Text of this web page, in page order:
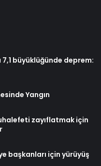
7,1 büyüklüğünde deprem:
Yangın
zayıflatmak için
başkanları için yürüyüş